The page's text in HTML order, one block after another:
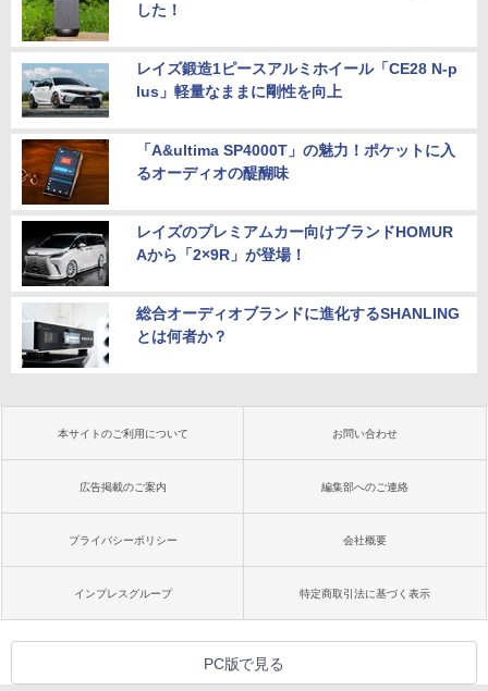
した！
レイズ鍛造1ピースアルミホイール「CE28 N-p
lus」軽量なままに剛性を向上
「A&ultima SP4000T」の魅力！ポケットに入
るオーディオの醍醐味
レイズのプレミアムカー向けブランドHOMUR
Aから「2×9R」が登場！
総合オーディオブランドに進化するSHANLING
とは何者か？
本サイトのご利用について お問い合わせ
広告掲載のご案内 編集部へのご連絡
プライバシーポリシー 会社概要
インプレスグループ 特定商取引法に基づく表示
PC版で見る